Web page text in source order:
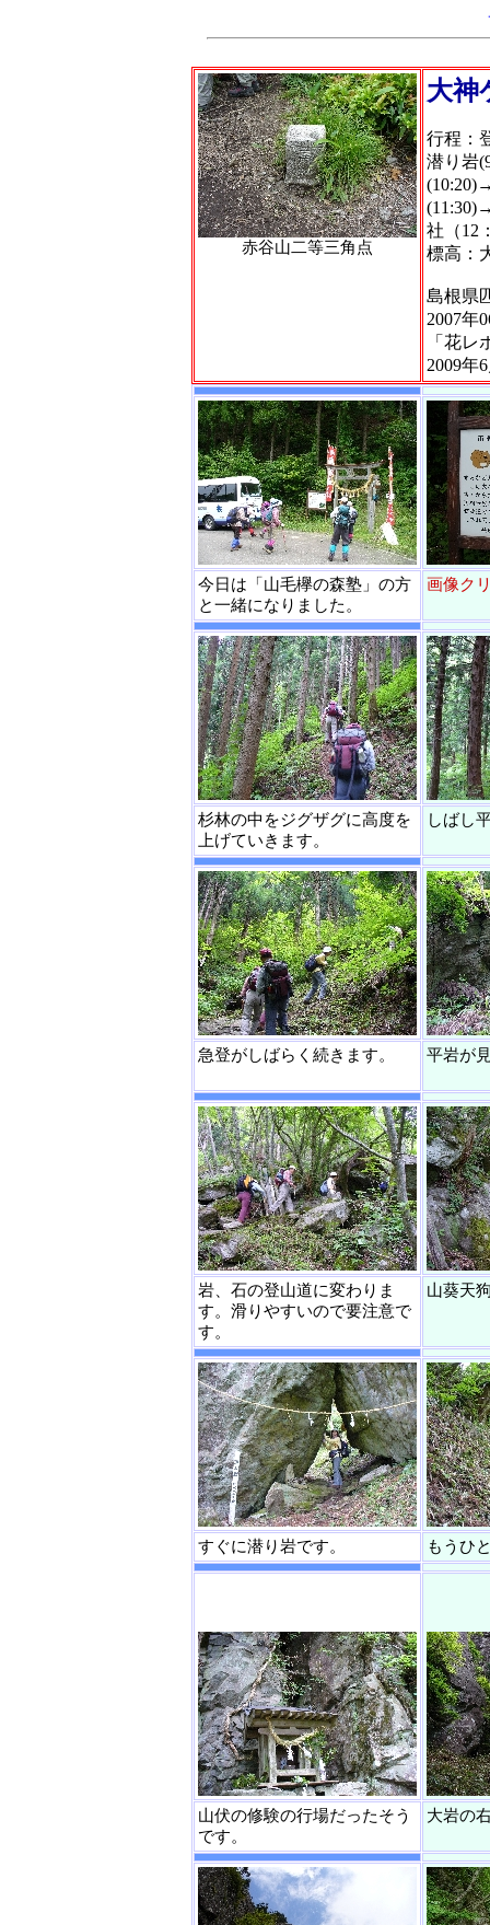
赤谷山二等三角点
大神
行程：
潜り岩
社（12
標高：
島根県
2007年
「花レ
2009年
今日は「山毛欅の森塾」の方
と一緒になりました。
画像ク
杉林の中をジグザグに高度を
上げていきます。
しばし
急登がしばらく続きます。 平岩が
岩、石の登山道に変わりま
す。滑りやすいので要注意で
す。
山葵天
すぐに潜り岩です。 もうひ
山伏の修験の行場だったそう
です。
大岩の